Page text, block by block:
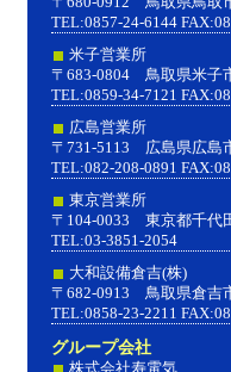
TEL:0857-24-6144
米子営業所
〒683-0804 鳥取県米子
TEL:0859-34-7121
広島営業所
〒731-5113 広島県広島
TEL:082-208-0891
東京営業所
〒104-0033 東京都千代
TEL:03-3851-2054
大和設備倉吉(株)
〒682-0913 鳥取県倉吉
TEL:0858-23-2211
グループ会社
株式会社寿電気